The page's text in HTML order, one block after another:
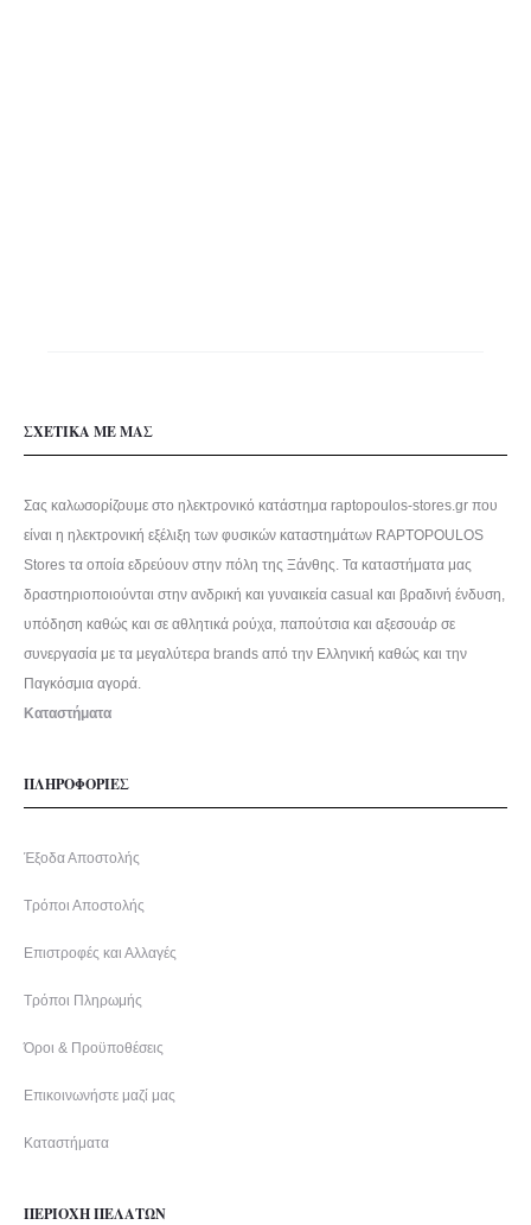
ΣΧΕΤΙΚΑ ΜΕ ΜΑΣ
Σας καλωσορίζουμε στο ηλεκτρονικό κατάστημα raptopoulos-stores.gr που
είναι η ηλεκτρονική εξέλιξη των φυσικών καταστημάτων RAPTOPOULOS
Stores τα οποία εδρεύουν στην πόλη της Ξάνθης. Τα καταστήματα μας
δραστηριοποιούνται στην ανδρική και γυναικεία casual και βραδινή ένδυση,
υπόδηση καθώς και σε αθλητικά ρούχα, παπούτσια και αξεσουάρ σε
συνεργασία με τα μεγαλύτερα brands από την Ελληνική καθώς και την
Παγκόσμια αγορά.
Καταστήματα
ΠΛΗΡΟΦΟΡΙΕΣ
Έξοδα Αποστολής
Τρόποι Αποστολής
Επιστροφές και Αλλαγές
Τρόποι Πληρωμής
Όροι & Προϋποθέσεις
Επικοινωνήστε μαζί μας
Καταστήματα
ΠΕΡΙΟΧΗ ΠΕΛΑΤΩΝ